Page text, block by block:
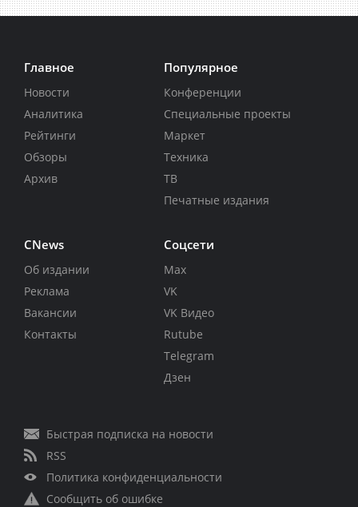
Главное
Новости
Аналитика
Рейтинги
Обзоры
Архив
Популярное
Конференции
Специальные проекты
Маркет
Техника
ТВ
Печатные издания
CNews
Об издании
Реклама
Вакансии
Контакты
Соцсети
Max
VK
VK Видео
Rutube
Telegram
Дзен
Быстрая подписка на новости
RSS
Политика конфиденциальности
Сообщить об ошибке